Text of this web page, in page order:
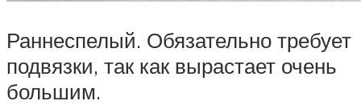
Раннеспелый. Обязательно требует
подвязки, так как вырастает очень
большим.